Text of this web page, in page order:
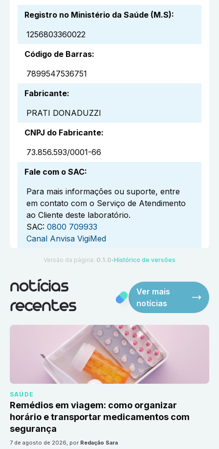
Registro no Ministério da Saúde (M.S):
1256803360022
Código de Barras:
7899547536751
Fabricante:
PRATI DONADUZZI
CNPJ do Fabricante:
73.856.593/0001-66
Fale com o SAC:
Para mais informações ou suporte, entre
em contato com o Serviço de Atendimento
ao Cliente deste laboratório.
SAC: 0800 709933
Canal Anvisa VigiMed
Versão da página: 0.1.0 ●Histórico de versões
notícias
recentes
Ver mais
notícias
SAÚDE
Remédios em viagem: como organizar
horário e transportar medicamentos com
segurança
7 de agosto de 2026, por Redação Sara